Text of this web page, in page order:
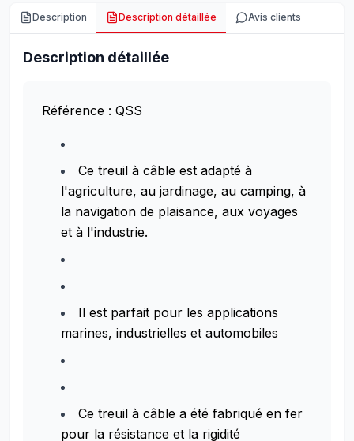
Description Description détaillée Avis clients
Description détaillée
Référence : QSS
Ce treuil à câble est adapté à
l'agriculture, au jardinage, au camping, à
la navigation de plaisance, aux voyages
et à l'industrie.
Il est parfait pour les applications
marines, industrielles et automobiles
Ce treuil à câble a été fabriqué en fer
pour la résistance et la rigidité